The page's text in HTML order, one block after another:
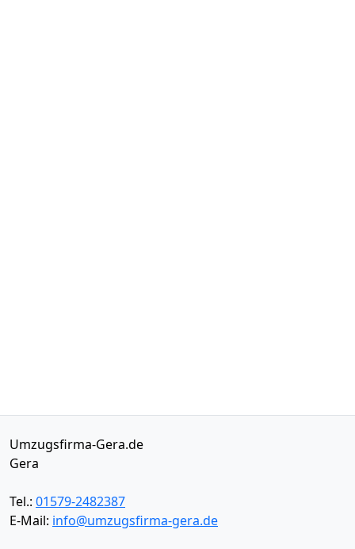
Umzugsfirma-Gera.de
Gera
Tel.: 01579-2482387
E-Mail: info@umzugsfirma-gera.de